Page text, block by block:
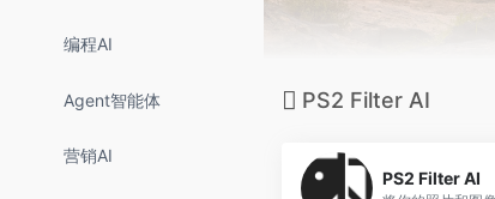
编程AI
Agent智能体
营销AI
PS2 Filter AI
PS2 Filter AI